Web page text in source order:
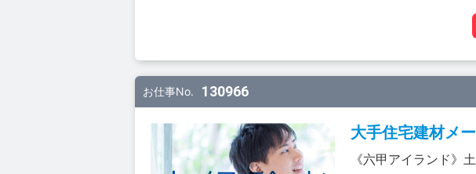
お仕事No. 130966
大手住宅建材メ
《六甲アイランド》